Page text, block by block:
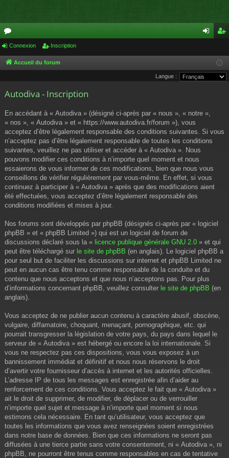
or
u
s
cri
pti
Connexion Inscription
Accueil du forum
Langue :
Autodiva - Inscription
En accédant à « Autodiva » (désigné ci-après par « nous », « notre »,
« nos », « Autodiva » et « https://www.autodiva.fr/forum »), vous
acceptez d’être légalement responsable des conditions suivantes. Si vous
n’acceptez pas d’être légalement responsable de toutes les conditions
suivantes, veuillez ne pas utiliser et accéder à « Autodiva ». Nous
pouvons modifier ces conditions à n’importe quel moment et nous
essaierons de vous informer de ces modifications, bien que nous vous
conseillons de vérifier régulièrement par vous-même. En effet, si vous
continuez à participer à « Autodiva » après que des modifications aient
été effectuées, vous acceptez d’être légalement responsable des
conditions modifiées et mises à jour.
Nos forums sont développés par phpBB (désignés ci-après par « logiciel
phpBB » et « phpBB Limited ») qui est un logiciel de forum de
discussions déclaré sous la « licence publique générale GNU 2.0 » et qui
peut être téléchargé sur le site de phpBB (en anglais). Le logiciel phpBB a
pour seul but de faciliter les discussions sur internet et phpBB Limited ne
peut en aucun cas être tenu comme responsable de la conduite et du
contenu que nous acceptons et que nous n’acceptons pas. Pour plus
d’informations concernant phpBB, veuillez consulter le site de phpBB (en
anglais).
Vous acceptez de ne publier aucun contenu à caractère abusif, obscène,
vulgaire, diffamatoire, choquant, menaçant, pornographique, etc. qui
pourrait transgresser la législation de votre pays, du pays dans lequel le
serveur de « Autodiva » est hébergé ou encore la loi internationale. Si
vous ne respectez pas ces dispositions, vous vous exposez à un
bannissement immédiat et définitif et nous nous réservons le droit
d’avertir votre fournisseur d’accès à internet et les autorités officielles.
L’adresse IP de tous les messages est enregistrée afin d’aider au
renforcement de ces conditions. Vous acceptez le fait que « Autodiva »
ait le droit de supprimer, de modifier, de déplacer ou de verrouiller
n’importe quel sujet et message à n’importe quel moment si nous
estimons cela nécessaire. En tant qu’utilisateur, vous acceptez que
toutes les informations que vous avez renseignées soient enregistrées
dans notre base de données. Bien que ces informations ne seront pas
diffusées à une tierce partie sans votre consentement, ni « Autodiva », ni
phpBB, ne pourront être tenus comme responsables en cas de tentative